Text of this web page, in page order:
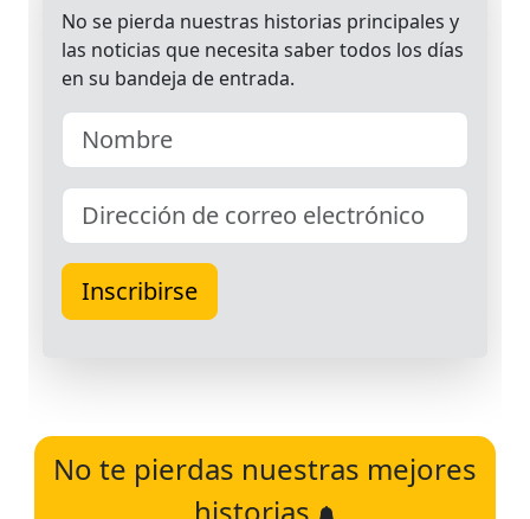
No te pierdas nuestras mejores